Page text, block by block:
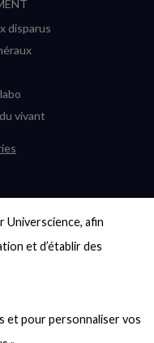
Universcience, afin
et d’établir des
et pour personnaliser vos
disparus
vivant
de « Terre »
?
: la